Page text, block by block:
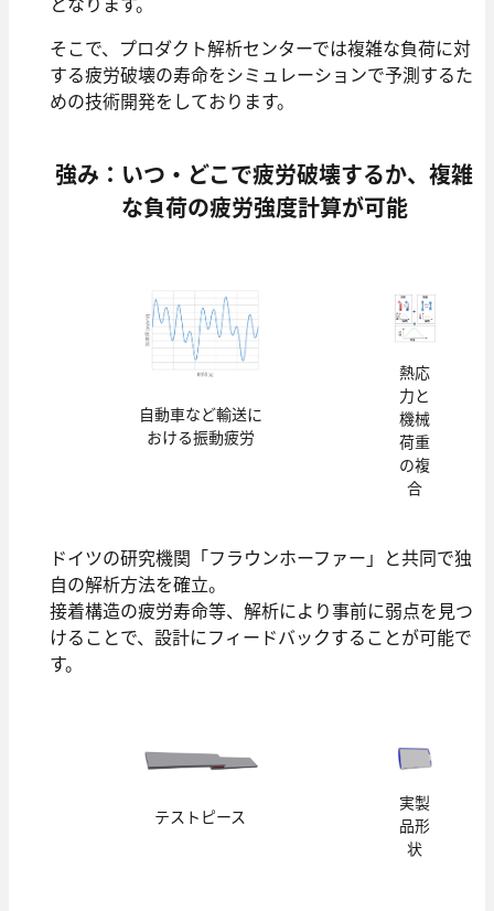
そこで、プロダクト解析センターでは複雑な負荷に対
する疲労破壊の寿命をシミュレーションで予測するた
めの技術開発をしております。
強み：いつ・どこで疲労破壊するか、複雑
な負荷の疲労強度計算が可能
自動車など輸送に
おける振動疲労
熱応
⼒と
機械
荷重
の複
合
ドイツの研究機関「フラウンホーファー」と共同で独
⾃の解析⽅法を確⽴。
接着構造の疲労寿命等、解析により事前に弱点を⾒つ
けることで、設計にフィードバックすることが可能で
す。
テストピース
実製
品形
状